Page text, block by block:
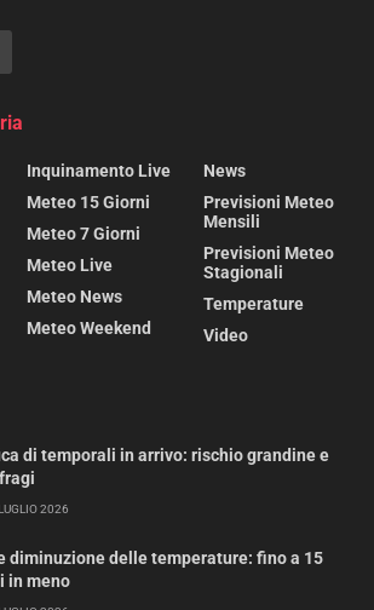
Inquinamento Live
Meteo 15 Giorni
Meteo 7 Giorni
Meteo Live
Meteo News
Meteo Weekend
News
Previsioni Meteo
Mensili
Previsioni Meteo
Stagionali
Temperature
Video
di temporali in arrivo: rischio grandine e
2026
diminuzione delle temperature: fino a 15
in meno